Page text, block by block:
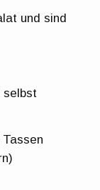
und sind
selbst
Tassen